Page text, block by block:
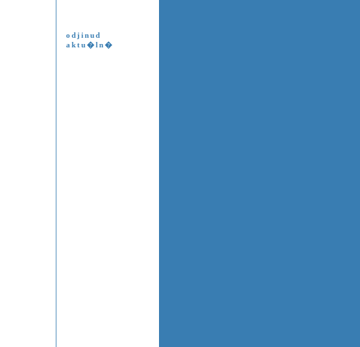
odjinud
aktu�ln�